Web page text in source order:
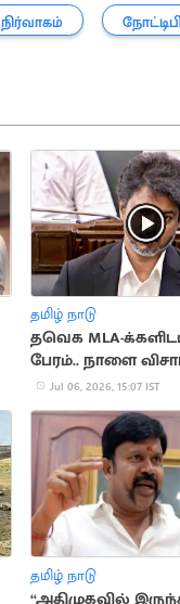
நிர்வாகம்
தமிழ் நாடு
தவெக MLA-
பேரம்.. நாளை
Jul 06, 2026, 15:07 IST
தமிழ் நாடு